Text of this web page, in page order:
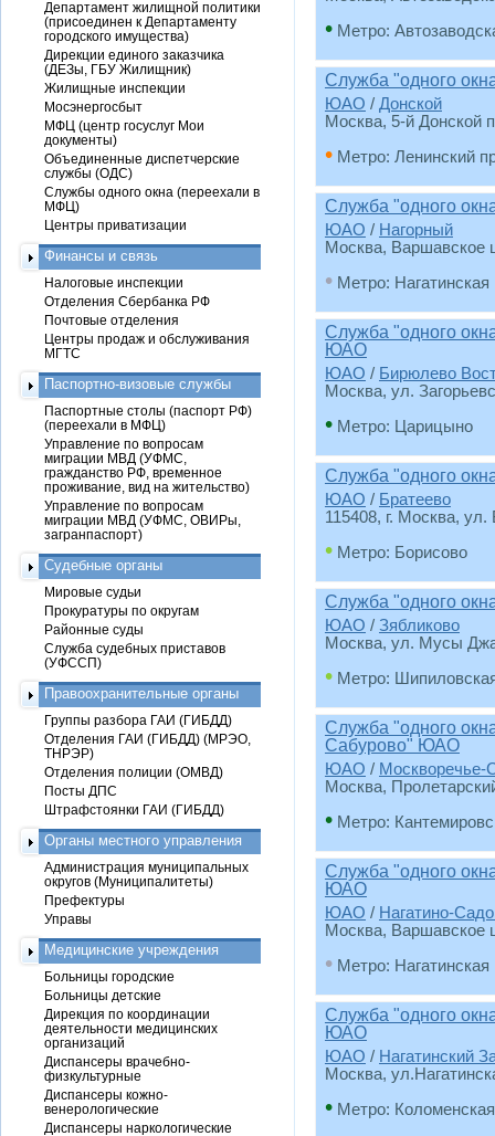
• Метро:
Служба "одного
ЮАО / Донской
Москва, 5-й Донской
• Метро: Ленинский
Служба "одного
ЮАО / Нагорный
Москва, Варшавское
• Метро: Нагатинская
Служба "одного
ЮАО
ЮАО / Бирюлево
Москва, ул.
• Метро: Царицыно
Служба "одного
ЮАО / Братеево
115408, г. Москва,
• Метро: Борисово
Служба "одного
ЮАО / Зябликово
Москва, ул. Мусы
• Метро:
Служба "одного
Сабурово" ЮАО
ЮАО / Москворечье-
Москва,
• Метро:
Служба "одного
ЮАО
ЮАО / Нагатино-
Москва, Варшавское
• Метро: Нагатинская
Служба "одного
ЮАО
ЮАО / Нагатинский
Москва,
• Метро: Коломенская
Департамент жилищной политики
(присоединен к Департаменту
городского имущества)
Дирекции единого заказчика
(ДЕЗы, ГБУ Жилищник)
Жилищные инспекции
Мосэнергосбыт
МФЦ (центр госуслуг Мои
документы)
Объединенные диспетчерские
службы (ОДС)
Службы одного окна (переехали в
МФЦ)
Центры приватизации
Финансы и связь
Налоговые инспекции
Отделения Сбербанка РФ
Почтовые отделения
Центры продаж и обслуживания
МГТС
Паспортно-визовые службы
Паспортные столы (паспорт РФ)
(переехали в МФЦ)
Управление по вопросам
миграции МВД (УФМС,
гражданство РФ, временное
проживание, вид на жительство)
Управление по вопросам
миграции МВД (УФМС, ОВИРы,
загранпаспорт)
Судебные органы
Мировые судьи
Прокуратуры по округам
Районные суды
Служба судебных приставов
(УФССП)
Правоохранительные органы
Группы разбора ГАИ (ГИБДД)
Отделения ГАИ (ГИБДД) (МРЭО,
ТНРЭР)
Отделения полиции (ОМВД)
Посты ДПС
Штрафстоянки ГАИ (ГИБДД)
Органы местного управления
Администрация муниципальных
округов (Муниципалитеты)
Префектуры
Управы
Медицинские учреждения
Больницы городские
Больницы детские
Дирекция по координации
деятельности медицинских
организаций
Диспансеры врачебно-
физкультурные
Диспансеры кожно-
венерологические
Диспансеры наркологические